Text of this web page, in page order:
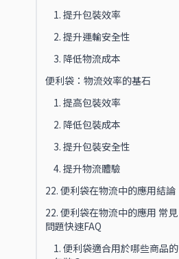
1. 提升包裝效率
2. 提升運輸安全性
3. 降低物流成本
便利袋：物流效率的基石
1. 提高包裝效率
2. 降低包裝成本
3. 提升包裝安全性
4. 提升物流體驗
22. 便利袋在物流中的應用結論
22. 便利袋在物流中的應用 常見
問題快速FAQ
1. 便利袋適合用於哪些商品的